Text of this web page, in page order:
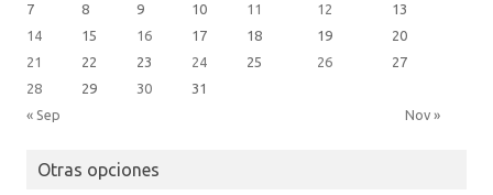
« Sep Nov »
7
8 9 10 11 12
13
14
15 16 17 18 19
20
21
22 23 24 25 26
27
28
29 30 31
Otras opciones